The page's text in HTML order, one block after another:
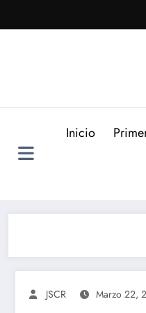
al
Inicio
JSCR Marzo 22,